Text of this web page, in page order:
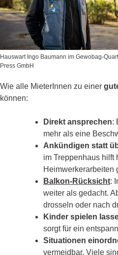
Hauswart Ingo Baumann im Gewobag-
Press GmbH
Wie alle MieterInnen zu einer
können:
Direkt ansprechen:
mehr als eine
Ankündigen statt
im Treppenhaus hilft
Heimwerkerarbeiten
Balkon-Rücksicht:
weiter als gedacht.
drosseln oder nach
Kinder spielen
sorgt für ein
Situationen
vermeidbar. Viele